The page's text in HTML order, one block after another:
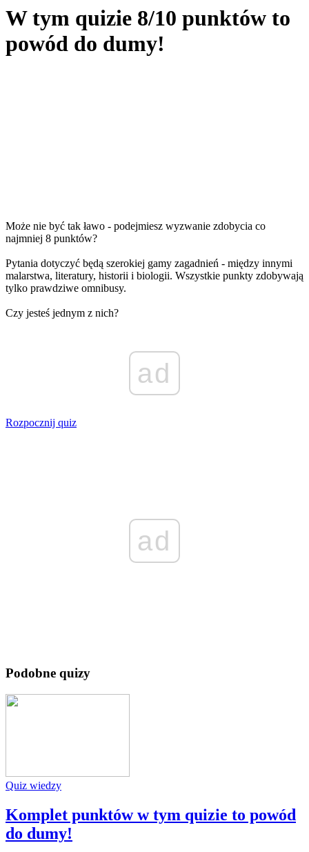
W tym quizie 8/10 punktów to
powód do dumy!
Może nie być tak ławo - podejmiesz wyzwanie zdobycia co
najmniej 8 punktów?
Pytania dotyczyć będą szerokiej gamy zagadnień - między innymi
malarstwa, literatury, historii i biologii. Wszystkie punkty zdobywają
tylko prawdziwe omnibusy.
Czy jesteś jednym z nich?
ad
Rozpocznij quiz
ad
Podobne quizy
Quiz wiedzy
Komplet punktów w tym quizie to powód
do dumy!